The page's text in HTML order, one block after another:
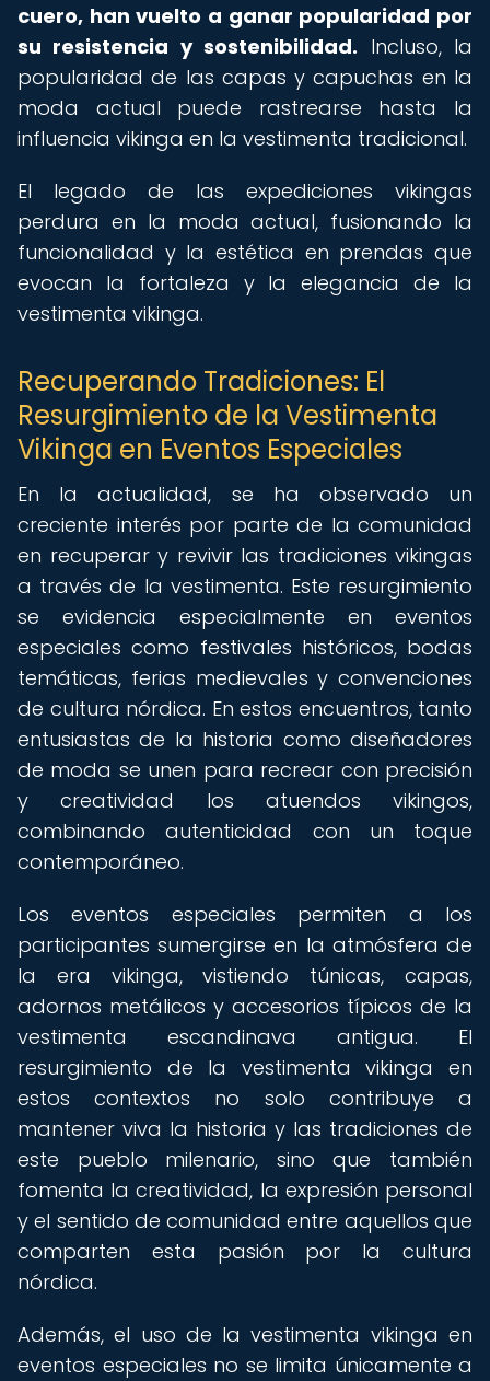
cuero, han vuelto a ganar popularidad por
su resistencia y sostenibilidad. Incluso, la
popularidad de las capas y capuchas en la
moda actual puede rastrearse hasta la
influencia vikinga en la vestimenta tradicional.
El legado de las expediciones vikingas
perdura en la moda actual, fusionando la
funcionalidad y la estética en prendas que
evocan la fortaleza y la elegancia de la
vestimenta vikinga.
Recuperando Tradiciones: El
Resurgimiento de la Vestimenta
Vikinga en Eventos Especiales
En la actualidad, se ha observado un
creciente interés por parte de la comunidad
en recuperar y revivir las tradiciones vikingas
a través de la vestimenta. Este resurgimiento
se evidencia especialmente en eventos
especiales como festivales históricos, bodas
temáticas, ferias medievales y convenciones
de cultura nórdica. En estos encuentros, tanto
entusiastas de la historia como diseñadores
de moda se unen para recrear con precisión
y creatividad los atuendos vikingos,
combinando autenticidad con un toque
contemporáneo.
Los eventos especiales permiten a los
participantes sumergirse en la atmósfera de
la era vikinga, vistiendo túnicas, capas,
adornos metálicos y accesorios típicos de la
vestimenta escandinava antigua. El
resurgimiento de la vestimenta vikinga en
estos contextos no solo contribuye a
mantener viva la historia y las tradiciones de
este pueblo milenario, sino que también
fomenta la creatividad, la expresión personal
y el sentido de comunidad entre aquellos que
comparten esta pasión por la cultura
nórdica.
Además, el uso de la vestimenta vikinga en
eventos especiales no se limita únicamente a